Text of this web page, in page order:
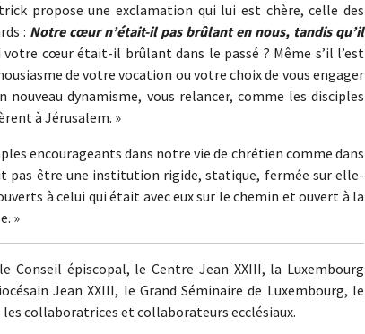
propose une exclamation qui lui est chère, celle des
: Notre cœur n’était-il pas brûlant en nous, tandis qu’il
cœur était-il brûlant dans le passé ? Même s’il l’est
de votre vocation ou votre choix de vous engager
dynamisme, vous relancer, comme les disciples
à Jérusalem. »
encourageants dans notre vie de chrétien comme dans
pas être une institution rigide, statique, fermée sur elle-
à celui qui était avec eux sur le chemin et ouvert à la
»
épiscopal, le Centre Jean XXIII, la Luxembourg
Jean XXIII, le Grand Séminaire de Luxembourg, le
collaboratrices et collaborateurs ecclésiaux.